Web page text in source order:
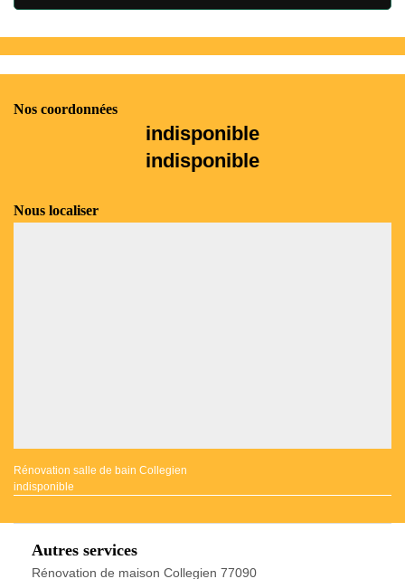
Nos coordonnées
indisponible
indisponible
Nous localiser
Rénovation salle de bain Collegien
indisponible
Autres services
Rénovation de maison Collegien 77090